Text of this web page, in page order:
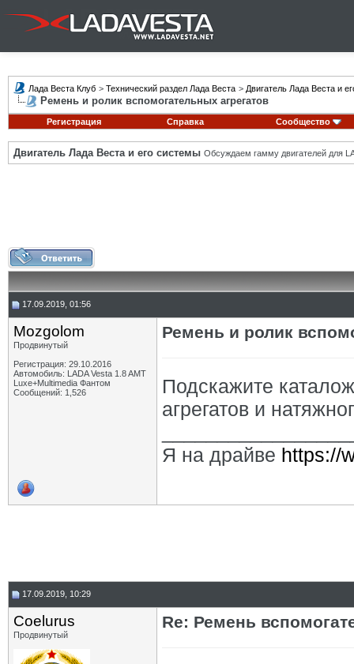
Лада Веста Клуб > Технический раздел Лада Веста > Двигатель Лада Веста и
Ремень и ролик вспомогательных агрегатов
Регистрация Справка Сообщество
Двигатель Лада Веста и его системы Обсуждаем гамму двигателей для
17.09.2019, 01:56
Mozgolom
Продвинутый
Регистрация: 29.10.2016
Автомобиль: LADA Vesta 1.8 AMT
Luxe+Multimedia Фантом
Сообщений: 1,526
Ремень и ролик
Подскажите
агрегатов и
Я на драйве https://
17.09.2019, 10:29
Coelurus
Продвинутый
Re: Ремень